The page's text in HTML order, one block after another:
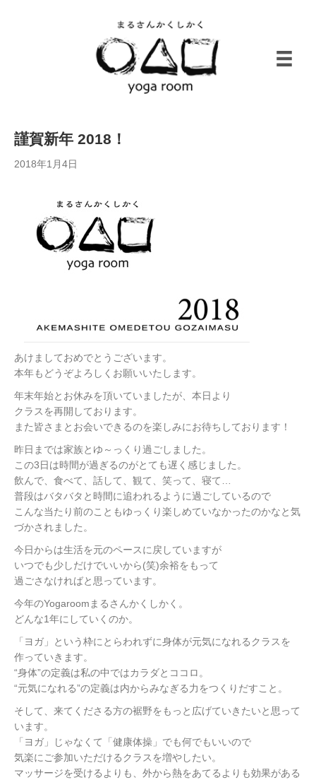
謹賀新年 2018！
2018年1月4日
あけましておめでとうございます。
本年もどうぞよろしくお願いいたします。
年末年始とお休みを頂いていましたが、本日より
クラスを再開しております。
また皆さまとお会いできるのを楽しみにお待ちしております！
昨日までは家族とゆ～っくり過ごしました。
この3日は時間が過ぎるのがとても遅く感じました。
飲んで、食べて、話して、観て、笑って、寝て…
普段はバタバタと時間に追われるように過ごしているので
こんな当たり前のこともゆっくり楽しめていなかったのかなと気
づかされました。
今日からは生活を元のペースに戻していますが
いつでも少しだけでいいから(笑)余裕をもって
過ごさなければと思っています。
今年のYogaroomまるさんかくしかく。
どんな1年にしていくのか。
「ヨガ」という枠にとらわれずに身体が元気になれるクラスを
作っていきます。
“身体”の定義は私の中ではカラダとココロ。
“元気になれる”の定義は内からみなぎる力をつくりだすこと。
そして、来てくださる方の裾野をもっと広げていきたいと思って
います。
「ヨガ」じゃなくて「健康体操」でも何でもいいので
気楽にご参加いただけるクラスを増やしたい。
マッサージを受けるよりも、外から熱をあてるよりも効果がある